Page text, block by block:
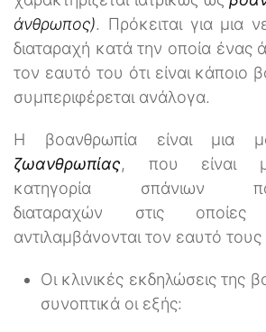
άνθρωπος). Πρόκειται για μια
διαταραχή κατά την οποία ένας
τον εαυτό του ότι είναι κάποιο
συμπεριφέρεται ανάλογα.
Η βοανθρωπία είναι μια
ζωανθρωπίας, που είναι
κατηγορία σπάνιων
διαταραχών στις
αντιλαμβάνονται τον εαυτό
Οι κλινικές εκδηλώσεις της
συνοπτικά οι εξής: